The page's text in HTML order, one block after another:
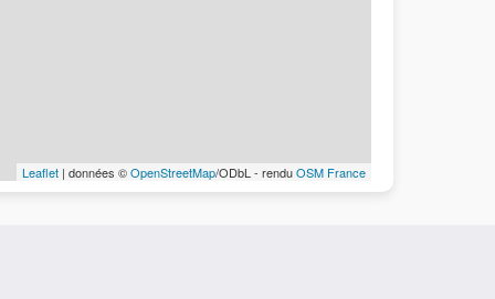
Leaflet | données ©OpenStreetMap/ODbL - renduOSM France